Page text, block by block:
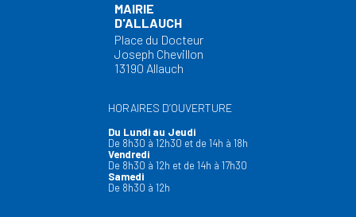
MAIRIE
D'ALLAUCH
Place du Docteur
Joseph Chevillon
13190 Allauch
HORAIRES D’OUVERTURE
Du Lundi au Jeudi
De 8h30 à 12h30 et de 14h à 18h
Vendredi
De 8h30 à 12h et de 14h à 17h30
Samedi
De 8h30 à 12h